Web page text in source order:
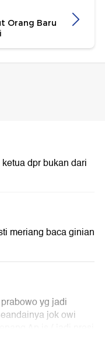
Orang Baru